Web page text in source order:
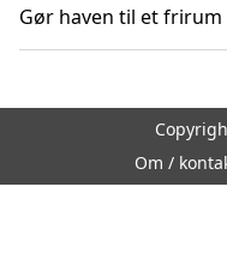
Gør haven til et
Om /